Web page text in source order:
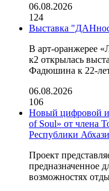
06.08.2026
124
Выставка
В арт-оранжерее
к2 открылась
Фадюшина к 22-
06.08.2026
106
Новый цифровой
of Soul» от члена
Республики
Проект
предназначенное
возможностях